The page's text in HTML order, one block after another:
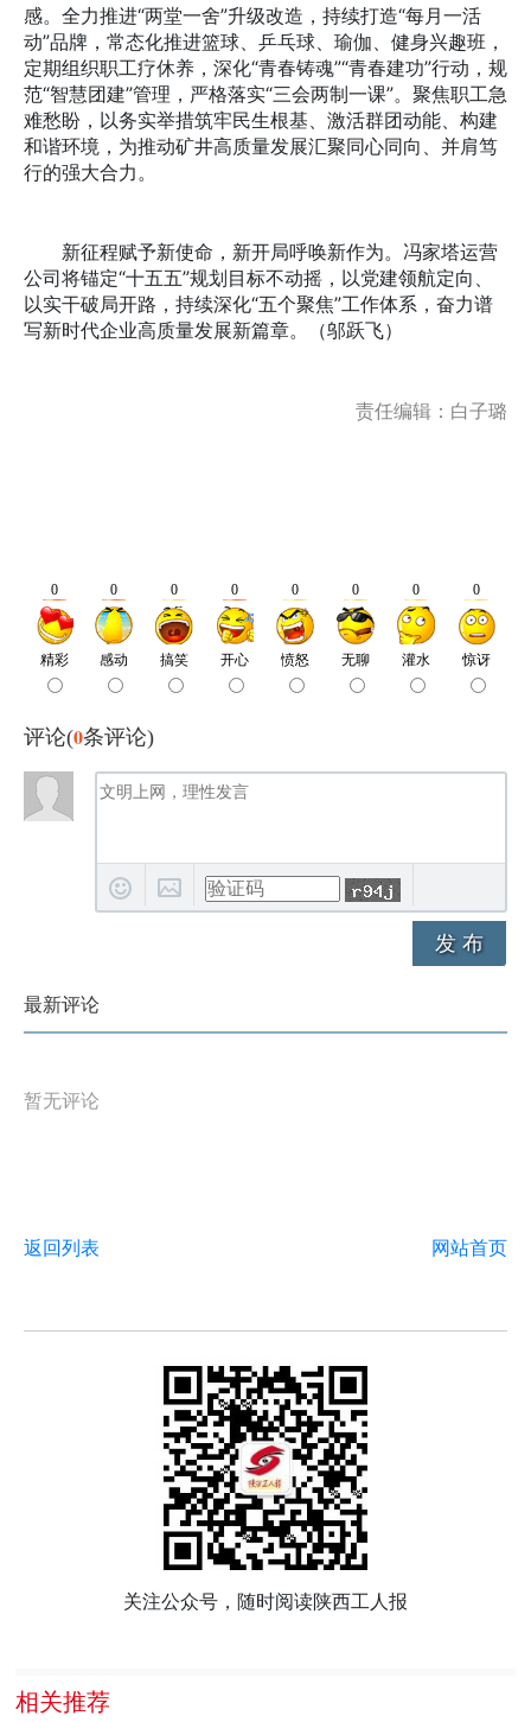
感。全力推进“两堂一舍”升级改造，持续打造“每月一活
动”品牌，常态化推进篮球、乒乓球、瑜伽、健身兴趣班，
定期组织职工疗休养，深化“青春铸魂”“青春建功”行动，规
范“智慧团建”管理，严格落实“三会两制一课”。聚焦职工急
难愁盼，以务实举措筑牢民生根基、激活群团动能、构建
和谐环境，为推动矿井高质量发展汇聚同心同向、并肩笃
行的强大合力。
新征程赋予新使命，新开局呼唤新作为。冯家塔运营
公司将锚定“十五五”规划目标不动摇，以党建领航定向、
以实干破局开路，持续深化“五个聚焦”工作体系，奋力谱
写新时代企业高质量发展新篇章。（邬跃飞）
责任编辑：白子璐
评论(0条评论)
发 布
最新评论
暂无评论
返回列表 网站首页
关注公众号，随时阅读陕西工人报
相关推荐